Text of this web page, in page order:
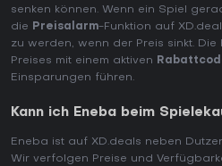
senken können. Wenn ein Spiel
die
Preisalarm-Funktion auf
zu werden, wenn der Preis sinkt.
Preises mit einem aktiven
Einsparungen führen.
Kann ich Eneba beim
Eneba ist auf XD.deals neben
Wir verfolgen Preise und